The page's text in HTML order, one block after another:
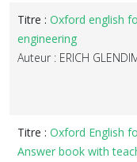
Titre : Oxford english
engineering
Auteur : ERICH
Titre : Oxford English
Answer book with